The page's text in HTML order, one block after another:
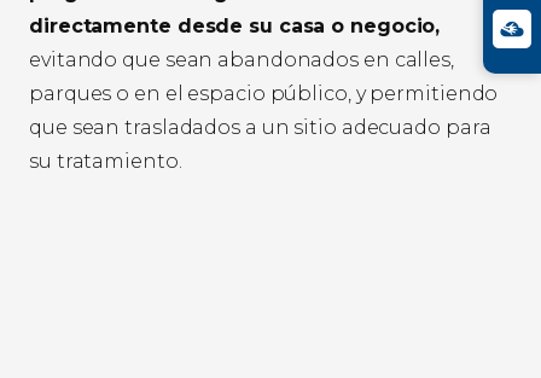
directamente desde su casa o negocio,
evitando que sean abandonados en calles,
parques o en el espacio público, y permitiendo
que sean trasladados a un sitio adecuado para
su tratamiento.